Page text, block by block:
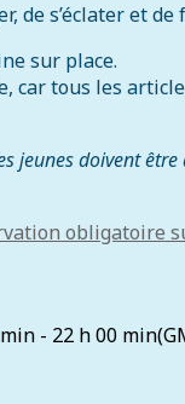
de s’éclater et
sur place.
car tous les
jeunes doivent être
obligatoire
- 22 h 00 min